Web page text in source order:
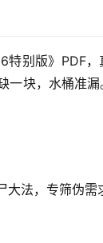
别版》PDF
一块，水桶准
法，专筛伪需